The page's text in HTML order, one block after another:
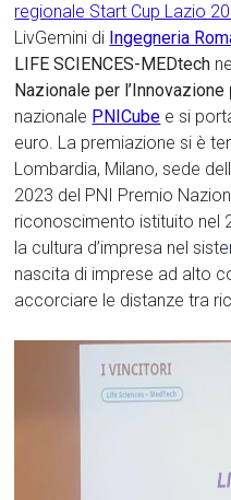
regionale Start Cup Lazio
LivGemini di Ingegneria
LIFE SCIENCES-MEDtech
Nazionale per l’Innovazione
nazionale PNICube e si
euro. La premiazione si è
Lombardia, Milano, sede
2023 del PNI Premio
riconoscimento istituito nel
la cultura d’impresa nel
nascita di imprese ad alto
accorciare le distanze tra